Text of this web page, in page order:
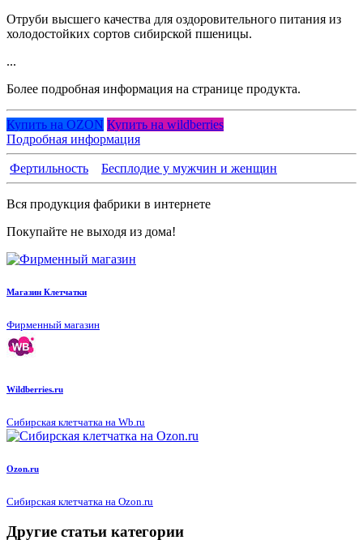
Отруби высшего качества для оздоровительного питания из
холодостойких сортов сибирской пшеницы.
...
Более подробная информация на странице продукта.
Купить на OZON Купить на wildberries
Подробная информация
Фертильность Бесплодие у мужчин и женщин
Вся продукция фабрики в интернете
Покупайте не выходя из дома!
Магазин Клетчатки
Фирменный магазин
Wildberries.ru
Сибирская клетчатка на Wb.ru
Ozon.ru
Сибирская клетчатка на Ozon.ru
Другие статьи категории